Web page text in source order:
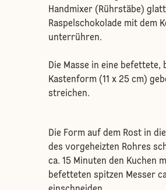
Handmixer (Rührstäbe)
Raspelschokolade mit dem
unterrühren.
Die Masse in eine befettete,
Kastenform (11 x 25 cm)
streichen.
Die Form auf dem Rost in
des vorgeheizten Rohres
ca. 15 Minuten den Kuchen
befetteten spitzen Messer